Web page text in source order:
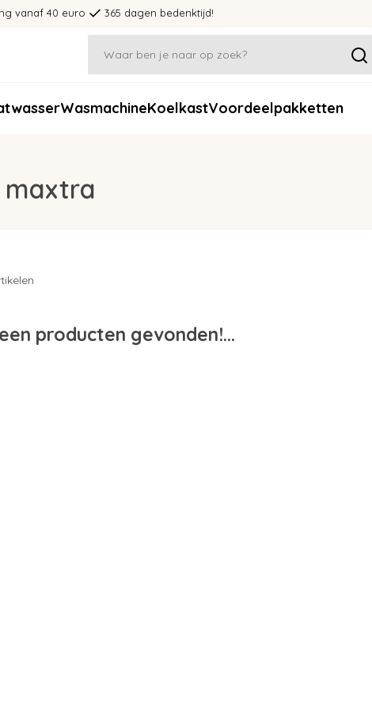
vanaf 40 euro 365 dagen bedenktijd!
WasmachineKoelkastVoordeelpakketten
maxtra
producten gevonden!...